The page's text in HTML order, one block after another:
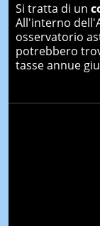
Si tratta di un
All'interno
osservatorio
potrebbero
tasse annue